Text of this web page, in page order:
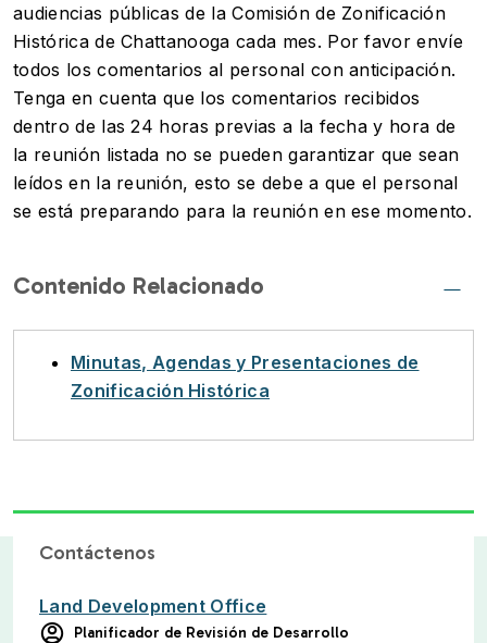
audiencias públicas de la Comisión de Zonificación
Histórica de Chattanooga cada mes. Por favor envíe
todos los comentarios al personal con anticipación.
Tenga en cuenta que los comentarios recibidos
dentro de las 24 horas previas a la fecha y hora de
la reunión listada no se pueden garantizar que sean
leídos en la reunión, esto se debe a que el personal
se está preparando para la reunión en ese momento.
Contenido Relacionado
Minutas, Agendas y Presentaciones de
Zonificación Histórica
Contáctenos
Land Development Office
Planificador de Revisión de Desarrollo